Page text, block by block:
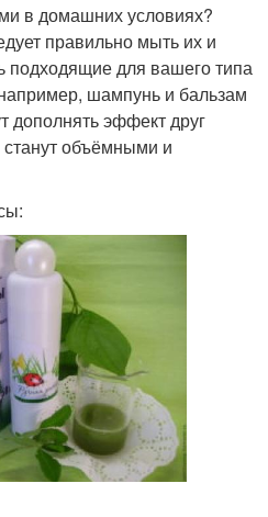
в домашних условиях?
правильно мыть их и
подходящие для вашего типа
шампунь и бальзам
дополнять эффект друг
станут объёмными и